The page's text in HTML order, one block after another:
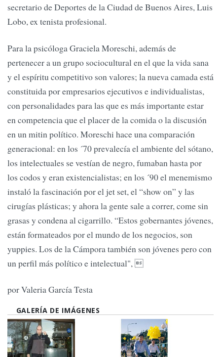
secretario de Deportes de la Ciudad de Buenos Aires, Luis
Lobo, ex tenista profesional.
Para la psicóloga Graciela Moreschi, además de
pertenecer a un grupo sociocultural en el que la vida sana
y el espíritu competitivo son valores; la nueva camada está
constituida por empresarios ejecutivos e individualistas,
con personalidades para las que es más importante estar
en competencia que el placer de la comida o la discusión
en un mitin político. Moreschi hace una comparación
generacional: en los ´70 prevalecía el ambiente del sótano,
los intelectuales se vestían de negro, fumaban hasta por
los codos y eran existencialistas; en los ´90 el menemismo
instaló la fascinación por el jet set, el “show on” y las
cirugías plásticas; y ahora la gente sale a correr, come sin
grasas y condena al cigarrillo. “Estos gobernantes jóvenes,
están formateados por el mundo de los negocios, son
yuppies. Los de la Cámpora también son jóvenes pero con
un perfil más político e intelectual", 
por Valeria García Testa
GALERÍA DE IMÁGENES